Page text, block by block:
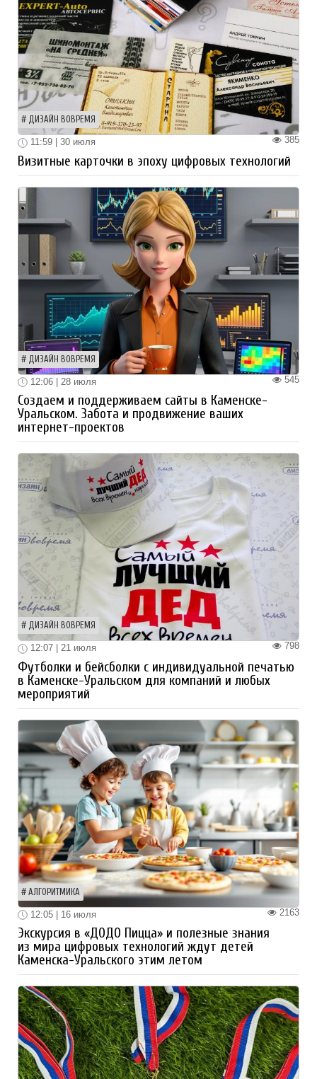
ДИЗАЙН ВОВРЕМЯ
385
11:59 | 30 июля
Визитные карточки в эпоху цифровых технологий
ДИЗАЙН ВОВРЕМЯ
545
12:06 | 28 июля
Создаем и поддерживаем сайты в Каменске-
Уральском. Забота и продвижение ваших
интернет-проектов
ДИЗАЙН ВОВРЕМЯ
798
12:07 | 21 июля
Футболки и бейсболки с индивидуальной печатью
в Каменске-Уральском для компаний и любых
мероприятий
АЛГОРИТМИКА
2163
12:05 | 16 июля
Экскурсия в «ДОДО Пицца» и полезные знания
из мира цифровых технологий ждут детей
Каменска-Уральского этим летом